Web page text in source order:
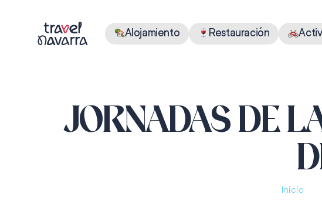
Alojamiento Restauración
JORNADAS DE
Inicio